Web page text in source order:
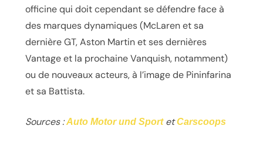
officine qui doit cependant se défendre face à
des marques dynamiques (McLaren et sa
dernière GT, Aston Martin et ses dernières
Vantage et la prochaine Vanquish, notamment)
ou de nouveaux acteurs, à l’image de Pininfarina
et sa Battista.
Sources :Auto Motor und Sport etCarscoops